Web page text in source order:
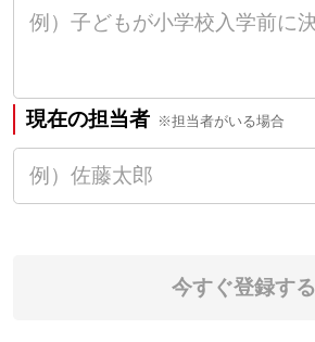
現在の担当者 ※担当者がいる場合
今すぐ登録する